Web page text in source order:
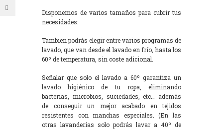
Disponemos de varios tamaños para cubrir tus
necesidades:
Tambien podrás elegir entre varios programas de
lavado, que van desde el lavado en frío, hasta los
60º de temperatura, sin coste adicional.
Señalar que solo el lavado a 60º garantiza un
lavado higiénico de tu ropa, eliminando
bacterias, microbios, suciedades, etc… además
de conseguir un mejor acabado en tejidos
resistentes con manchas especiales. (En las
otras lavanderías solo podrás lavar a 40º de